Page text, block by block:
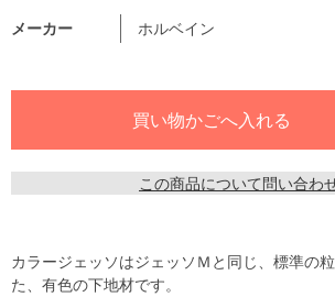
メーカー ホルベイン
この商品について問い合わ
カラージェッソはジェッソＭと同じ、標準の
た、有色の下地材です。